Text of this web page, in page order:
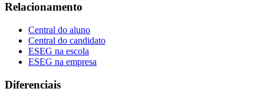
Relacionamento
Central do aluno
Central do candidato
ESEG na escola
ESEG na empresa
Diferenciais